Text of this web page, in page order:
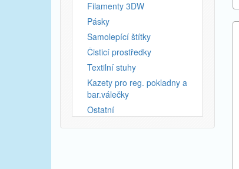
Filamenty 3DW
Pásky
Samolepící štítky
Čisticí prostředky
Textilní stuhy
Kazety pro reg. pokladny a
bar.válečky
Ostatní